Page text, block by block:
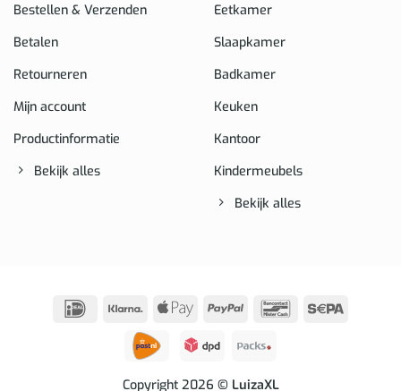
Bestellen & Verzenden
Betalen
Retourneren
Mijn account
Productinformatie
Bekijk alles
Eetkamer
Slaapkamer
Badkamer
Keuken
Kantoor
Kindermeubels
Bekijk alles
IDeal Klarna
Apple
PayPal BancontactSepa
Copyright 2026 © LuizaXL